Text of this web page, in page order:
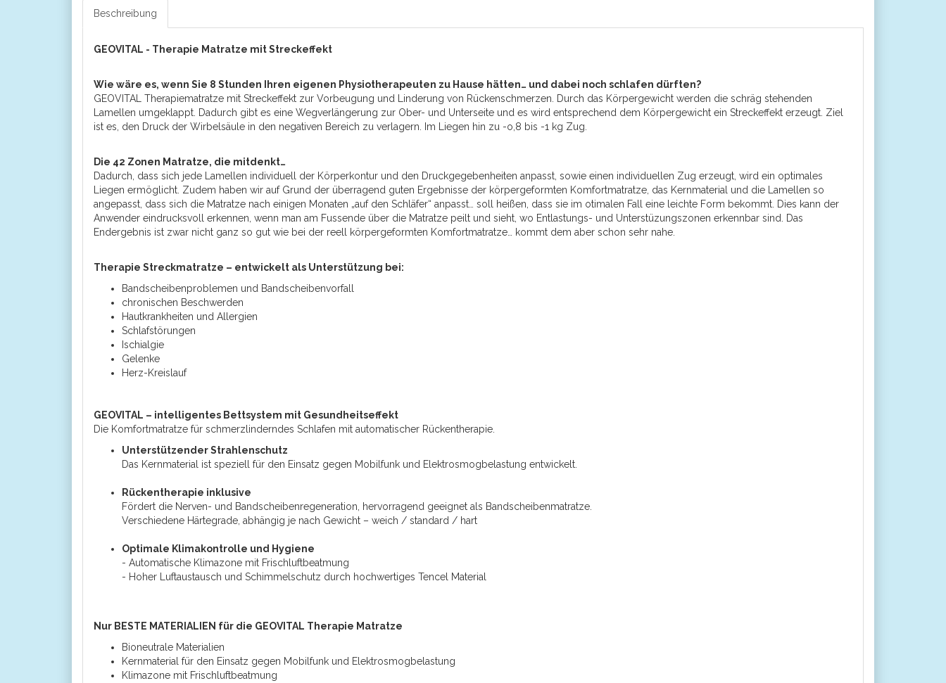
Beschreibung
GEOVITAL - Therapie Matratze mit Streckeffekt
Wie wäre es, wenn Sie 8 Stunden Ihren eigenen Physiotherapeuten zu Hause hätten… und dabei noch schlafen dürften?
GEOVITAL Therapiematratze mit Streckeffekt zur Vorbeugung und Linderung von Rückenschmerzen. Durch das Körpergewicht werden die schräg stehenden
Lamellen umgeklappt. Dadurch gibt es eine Wegverlängerung zur Ober- und Unterseite und es wird entsprechend dem Körpergewicht ein Streckeffekt erzeugt. Ziel
ist es, den Druck der Wirbelsäule in den negativen Bereich zu verlagern. Im Liegen hin zu -o,8 bis -1 kg Zug.
Die 42 Zonen Matratze, die mitdenkt…
Dadurch, dass sich jede Lamellen individuell der Körperkontur und den Druckgegebenheiten anpasst, sowie einen individuellen Zug erzeugt, wird ein optimales
Liegen ermöglicht. Zudem haben wir auf Grund der überragend guten Ergebnisse der körpergeformten Komfortmatratze, das Kernmaterial und die Lamellen so
angepasst, dass sich die Matratze nach einigen Monaten „auf den Schläfer“ anpasst… soll heißen, dass sie im otimalen Fall eine leichte Form bekommt. Dies kann der
Anwender eindrucksvoll erkennen, wenn man am Fussende über die Matratze peilt und sieht, wo Entlastungs- und Unterstüzungszonen erkennbar sind. Das
Endergebnis ist zwar nicht ganz so gut wie bei der reell körpergeformten Komfortmatratze… kommt dem aber schon sehr nahe.
Therapie Streckmatratze – entwickelt als Unterstützung bei:
Bandscheibenproblemen und Bandscheibenvorfall
chronischen Beschwerden
Hautkrankheiten und Allergien
Schlafstörungen
Ischialgie
Gelenke
Herz-Kreislauf
GEOVITAL – intelligentes Bettsystem mit Gesundheitseffekt
Die Komfortmatratze für schmerzlinderndes Schlafen mit automatischer Rückentherapie.
Unterstützender Strahlenschutz
Das Kernmaterial ist speziell für den Einsatz gegen Mobilfunk und Elektrosmogbelastung entwickelt.
Rückentherapie inklusive
Fördert die Nerven- und Bandscheibenregeneration, hervorragend geeignet als Bandscheibenmatratze.
Verschiedene Härtegrade, abhängig je nach Gewicht – weich / standard / hart
Optimale Klimakontrolle und Hygiene
- Automatische Klimazone mit Frischluftbeatmung
- Hoher Luftaustausch und Schimmelschutz durch hochwertiges Tencel Material
Nur BESTE MATERIALIEN für die GEOVITAL Therapie Matratze
Bioneutrale Materialien
Kernmaterial für den Einsatz gegen Mobilfunk und Elektrosmogbelastung
Klimazone mit Frischluftbeatmung